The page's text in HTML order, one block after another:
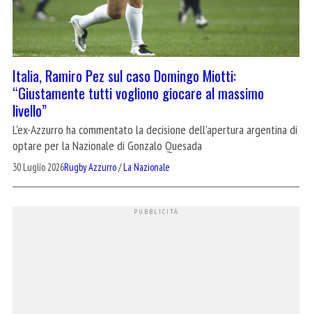
Italia, Ramiro Pez sul caso Domingo Miotti:
“Giustamente tutti vogliono giocare al massimo
livello”
L'ex-Azzurro ha commentato la decisione dell'apertura argentina di
optare per la Nazionale di Gonzalo Quesada
30 Luglio 2026Rugby Azzurro/La Nazionale